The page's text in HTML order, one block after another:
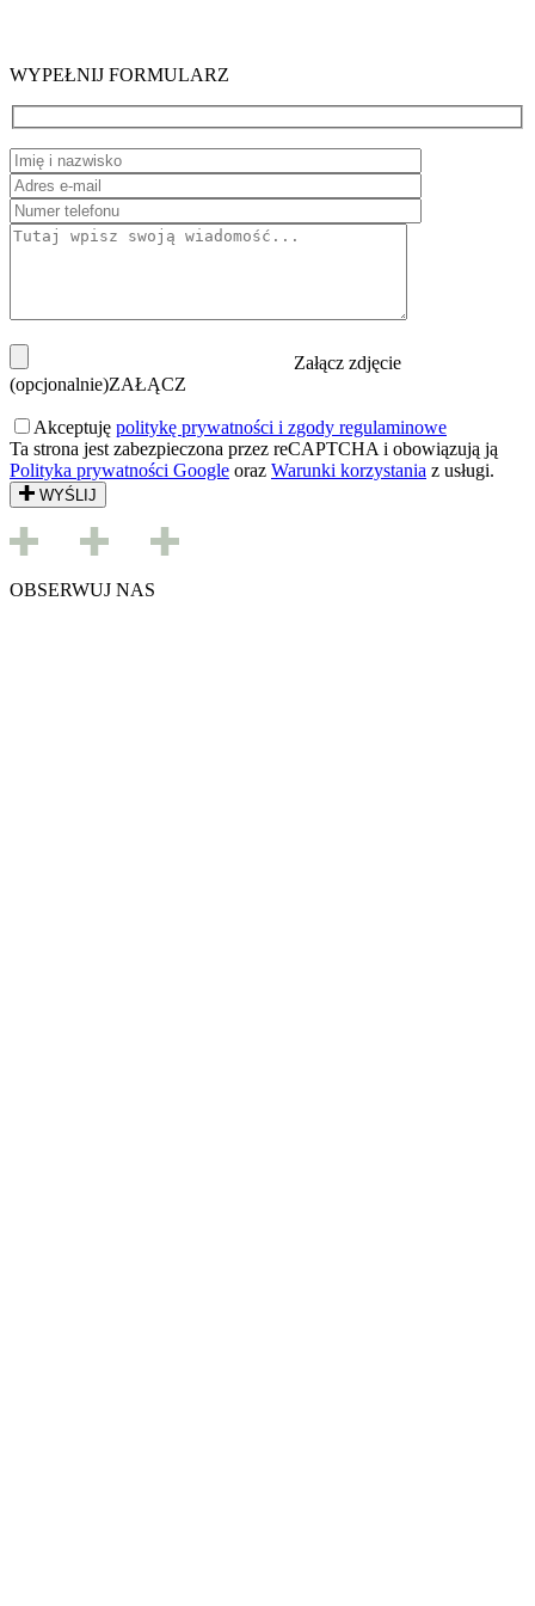
WYPEŁNIJ FORMULARZ
Załącz zdjęcie
(opcjonalnie)ZAŁĄCZ
Akceptuję politykę prywatności i zgody regulaminowe
Ta strona jest zabezpieczona przez reCAPTCHA i obowiązują ją
Polityka prywatności Google oraz Warunki korzystania z usługi.
WYŚLIJ
OBSERWUJ NAS